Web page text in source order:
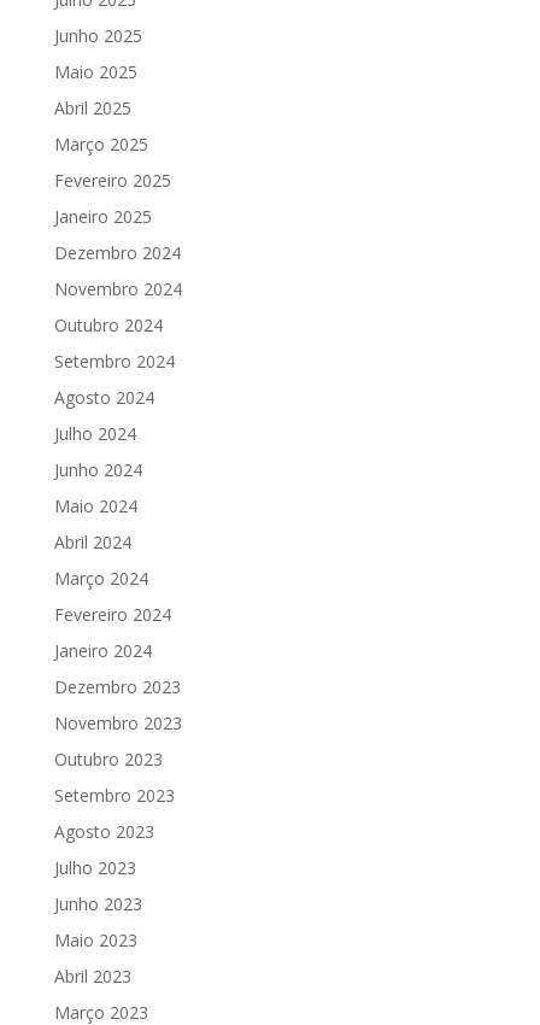
Junho 2025
Maio 2025
Abril 2025
Março 2025
Fevereiro 2025
Janeiro 2025
Dezembro 2024
Novembro 2024
Outubro 2024
Setembro 2024
Agosto 2024
Julho 2024
Junho 2024
Maio 2024
Abril 2024
Março 2024
Fevereiro 2024
Janeiro 2024
Dezembro 2023
Novembro 2023
Outubro 2023
Setembro 2023
Agosto 2023
Julho 2023
Junho 2023
Maio 2023
Abril 2023
Março 2023